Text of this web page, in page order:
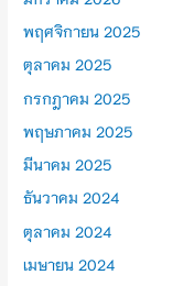
พฤศจิกายน 2025
ตุลาคม 2025
กรกฎาคม 2025
พฤษภาคม 2025
มีนาคม 2025
ธันวาคม 2024
ตุลาคม 2024
เมษายน 2024